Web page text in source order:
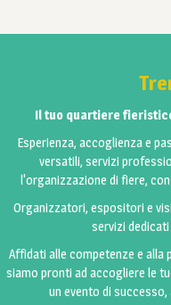
Il tuo quartiere
Esperienza, accoglienza e
versatili, servizi
l'organizzazione di fiere,
Organizzatori, espositori e
servizi
Affidati alle competenze e alla
siamo pronti ad accogliere le
un evento di